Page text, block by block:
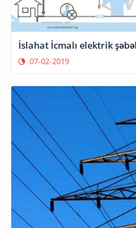
İslahat İcmalı elektrik
07-02-2019